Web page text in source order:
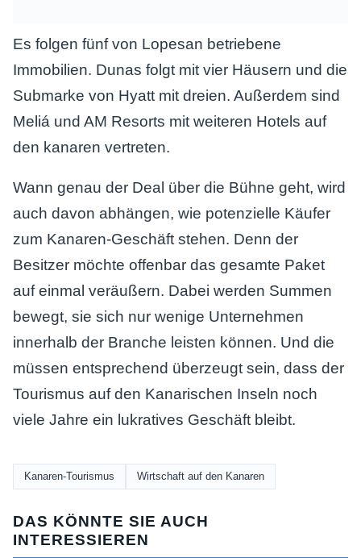
Es folgen fünf von Lopesan betriebene
Immobilien. Dunas folgt mit vier Häusern und die
Submarke von Hyatt mit dreien. Außerdem sind
Meliá und AM Resorts mit weiteren Hotels auf
den kanaren vertreten.
Wann genau der Deal über die Bühne geht, wird
auch davon abhängen, wie potenzielle Käufer
zum Kanaren-Geschäft stehen. Denn der
Besitzer möchte offenbar das gesamte Paket
auf einmal veräußern. Dabei werden Summen
bewegt, sie sich nur wenige Unternehmen
innerhalb der Branche leisten können. Und die
müssen entsprechend überzeugt sein, dass der
Tourismus auf den Kanarischen Inseln noch
viele Jahre ein lukratives Geschäft bleibt.
Kanaren-Tourismus Wirtschaft auf den Kanaren
DAS KÖNNTE SIE AUCH
INTERESSIEREN